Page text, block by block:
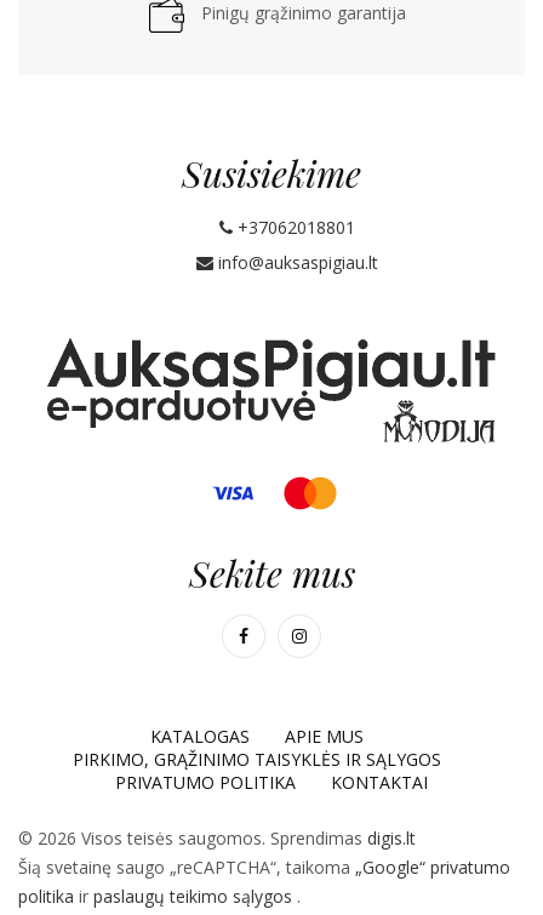
Pinigų grąžinimo garantija
Susisiekime
+37062018801
info@auksaspigiau.lt
Sekite mus
KATALOGAS
APIE MUS
PIRKIMO, GRĄŽINIMO TAISYKLĖS IR SĄLYGOS
PRIVATUMO POLITIKA
KONTAKTAI
© 2026 Visos teisės saugomos. Sprendimas digis.lt
Šią svetainę saugo „reCAPTCHA“, taikoma „Google“ privatumo
politika ir paslaugų teikimo sąlygos .